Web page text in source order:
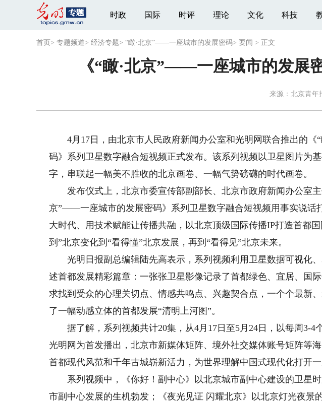
时政 国际 时评 理论 文化 科技
首页 > 专题频道> 经济专题> “瞰·北京”——一座城市的发展密码> 要闻 > 正文
《“瞰·北京”——一座城市的发展
来源： 北京青年
4月17日，由北京市人民政府新闻办公室和光明网联合推出的《
码》系列卫星数字融合短视频正式发布。该系列视频以卫星图片为
字，串联起一幅美不胜收的北京画卷、一幅气势磅礴的时代画卷。
发布仪式上，北京市委宣传部副部长、北京市政府新闻办公室主
京”——一座城市的发展密码》系列卫星数字融合短视频用事实说话
大时代、用技术赋能让传播共融，以北京顶级国际传播IP打造首都
到”北京变化到“看得懂”北京发展，再到“看得见”北京未来。
光明日报副总编辑陆先高表示，系列视频利用卫星数据可视化、
述首都发展精彩篇章：一张张卫星影像记录了首都绿色、宜居、国
求找到受众的心理关切点、情感共鸣点、兴趣契合点，一个个最新
了一幅动感立体的首都发展“清明上河图”。
据了解，系列视频共计20集，从4月17日至5月24日，以每周3-4
光明网为首发播出，北京市新媒体矩阵、境外社交媒体账号矩阵等
首都现代风范和千年古城崭新活力，为世界理解中国式现代化打开一
系列视频中，《你好！副中心》以北京城市副中心建设的卫星时
市副中心发展的生机勃发；《夜光见证 闪耀北京》以北京灯光夜景